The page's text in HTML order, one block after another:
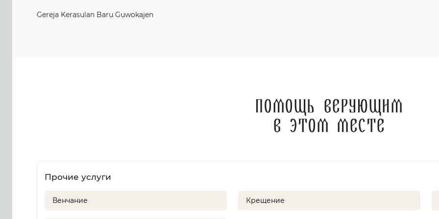
Gereja Kerasulan Baru Guwokajen
Помощь верующим
в этом месте
Прочие услуги
Венчание Крещение